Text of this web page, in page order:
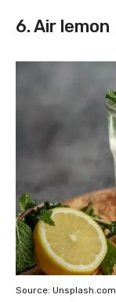
6. Air lemon
Source: Unsplash.com